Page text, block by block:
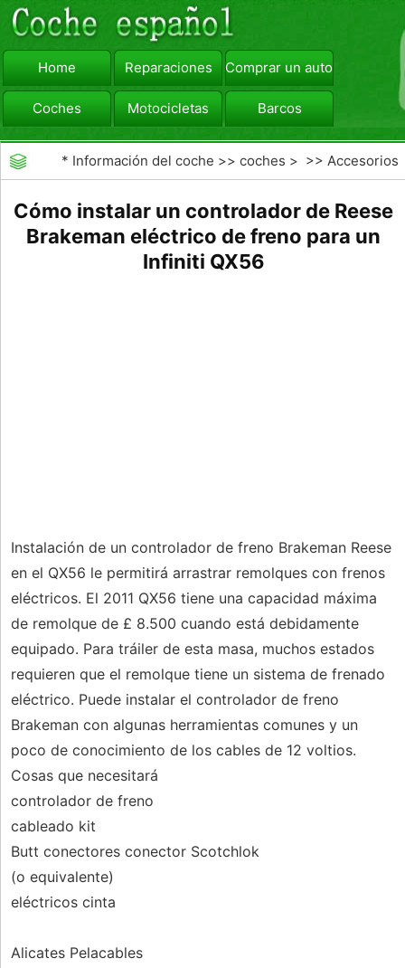
Home Reparaciones Comprar un automóvil
Coches Motocicletas Barcos
viajar Camiones
* Información del coche >>coches > >>Accesorios
Cómo instalar un controlador de Reese
Brakeman eléctrico de freno para un
Infiniti QX56
Instalación de un controlador de freno Brakeman Reese
en el QX56 le permitirá arrastrar remolques con frenos
eléctricos. El 2011 QX56 tiene una capacidad máxima
de remolque de £ 8.500 cuando está debidamente
equipado. Para tráiler de esta masa, muchos estados
requieren que el remolque tiene un sistema de frenado
eléctrico. Puede instalar el controlador de freno
Brakeman con algunas herramientas comunes y un
poco de conocimiento de los cables de 12 voltios.
Cosas que necesitará
controlador de freno
cableado kit
Butt conectores conector Scotchlok
(o equivalente)
eléctricos cinta
Alicates Pelacables